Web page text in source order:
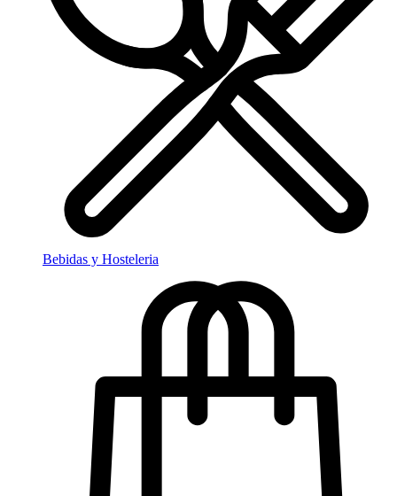
Bebidas y Hosteleria